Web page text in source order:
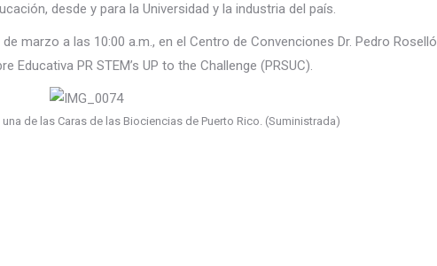
desde y para la Universidad y la industria del país.
marzo a las 10:00 a.m., en el Centro de Convenciones Dr. Pedro Roselló
Educativa PR STEM’s UP to the Challenge (PRSUC).
de las Caras de las Biociencias de Puerto Rico. (Suministrada)